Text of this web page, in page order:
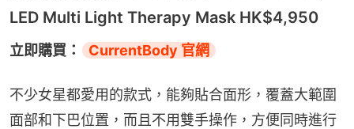
LED Multi Light Therapy Mask HK$4,950
立即購買： CurrentBody 官網
不少女星都愛用的款式，能夠貼合面形，覆蓋大範圍
面部和下巴位置，而且不用雙手操作，方便同時進行